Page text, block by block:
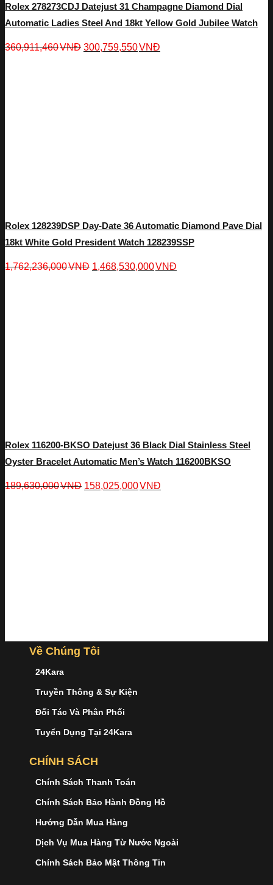
Rolex 278273CDJ Datejust 31 Champagne Diamond Dial
Automatic Ladies Steel And 18kt Yellow Gold Jubilee Watch
360,911,460VNĐ 300,759,550VNĐ
Rolex 128239DSP Day-Date 36 Automatic Diamond Pave Dial
18kt White Gold President Watch 128239SSP
1,762,236,000VNĐ 1,468,530,000VNĐ
Rolex 116200-BKSO Datejust 36 Black Dial Stainless Steel
Oyster Bracelet Automatic Men’s Watch 116200BKSO
189,630,000VNĐ 158,025,000VNĐ
Về Chúng Tôi
24Kara
Truyền Thông & Sự Kiện
Đối Tác Và Phân Phối
Tuyển Dụng Tại 24Kara
CHÍNH SÁCH
Chính Sách Thanh Toán
Chính Sách Bảo Hành Đồng Hồ
Hướng Dẫn Mua Hàng
Dịch Vụ Mua Hàng Từ Nước Ngoài
Chính Sách Bảo Mật Thông Tin